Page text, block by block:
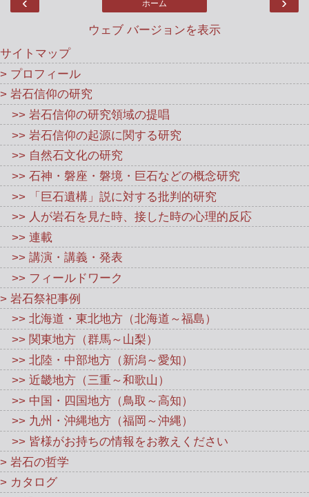
ホーム
ウェブ バージョンを表示
サイトマップ
> プロフィール
> 岩石信仰の研究
>> 岩石信仰の研究領域の提唱
>> 岩石信仰の起源に関する研究
>> 自然石文化の研究
>> 石神・磐座・磐境・巨石などの概念研究
>> 「巨石遺構」説に対する批判的研究
>> 人が岩石を見た時、接した時の心理的反応
>> 連載
>> 講演・講義・発表
>> フィールドワーク
> 岩石祭祀事例
>> 北海道・東北地方（北海道～福島）
>> 関東地方（群馬～山梨）
>> 北陸・中部地方（新潟～愛知）
>> 近畿地方（三重～和歌山）
>> 中国・四国地方（鳥取～高知）
>> 九州・沖縄地方（福岡～沖縄）
>> 皆様がお持ちの情報をお教えください
> 岩石の哲学
> カタログ